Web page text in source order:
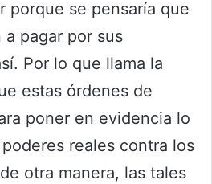
porque se pensaría que
pagar por sus
Por lo que llama la
estas órdenes de
poner en evidencia lo
reales contra los
otra manera, las tales